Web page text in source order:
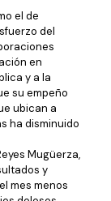
el de
del
en
y a la
su empeño
ubican a
ha disminuido
Mugüerza,
y
mes menos